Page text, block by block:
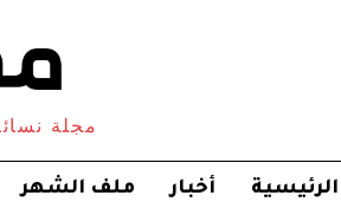
مجلة
الرئيسية أخبار ملف الشهر